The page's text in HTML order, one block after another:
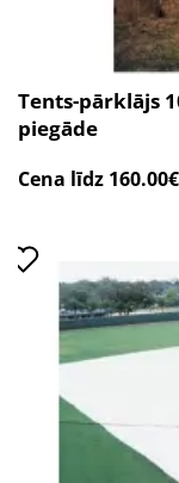
Tents-pārklājs
piegāde
Cena līdz